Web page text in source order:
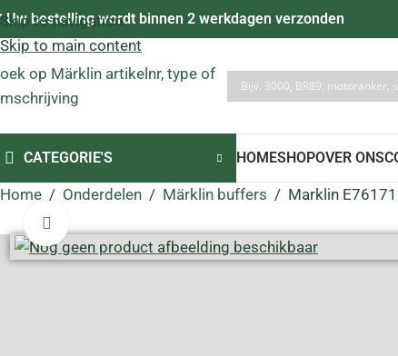
Skip to navigation
Skip to main content
Uw bestelling wordt binnen 2 werkdagen verzonden
op Märklin artikelnr, type of
CATEGORIE'S HOMESHOPOVER ONS
Home / Onderdelen / Märklin buffers / Marklin